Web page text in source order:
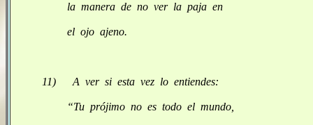
la manera de no ver la paja en
el ojo ajeno.
11) A ver si esta vez lo entiendes:
“Tu prójimo no es todo el mundo,